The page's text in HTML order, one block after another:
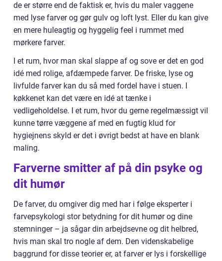
de er større end de faktisk er, hvis du maler vaggene
med lyse farver og gør gulv og loft lyst. Eller du kan give
en mere huleagtig og hyggelig feel i rummet med
mørkere farver.
I et rum, hvor man skal slappe af og sove er det en god
idé med rolige, afdæmpede farver. De friske, lyse og
livfulde farver kan du så med fordel have i stuen. I
køkkenet kan det være en idé at tænke i
vedligeholdelse. I et rum, hvor du gerne regelmæssigt vil
kunne tørre væggene af med en fugtig klud for
hygiejnens skyld er det i øvrigt bedst at have en blank
maling.
Farverne smitter af på din psyke og
dit humør
De farver, du omgiver dig med har i følge eksperter i
farvepsykologi stor betydning for dit humør og dine
stemninger – ja sågar din arbejdsevne og dit helbred,
hvis man skal tro nogle af dem. Den videnskabelige
baggrund for disse teorier er, at farver er lys i forskellige